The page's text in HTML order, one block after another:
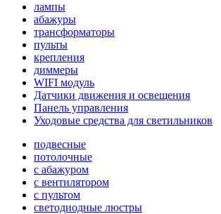
лампы
абажуры
трансформаторы
пульты
крепления
диммеры
WIFI модуль
Датчики движения и освещения
Панель управления
Уходовые средства для светильников
подвесные
потолочные
с абажуром
с вентилятором
с пультом
светодиодные люстры